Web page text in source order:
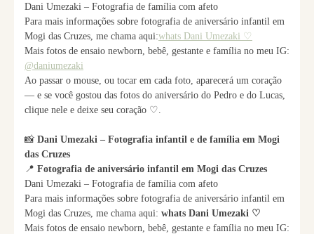
Dani Umezaki – Fotografia de família com afeto
Para mais informações sobre fotografia de aniversário infantil em
Mogi das Cruzes, me chama aqui:whats Dani Umezaki ♡
Mais fotos de ensaio newborn, bebê, gestante e família no meu IG:
@daniumezaki
Ao passar o mouse, ou tocar em cada foto, aparecerá um coração
— e se você gostou das fotos do aniversário do Pedro e do Lucas,
clique nele e deixe seu coração ♡.
📸 Dani Umezaki – Fotografia infantil e de família em Mogi
das Cruzes
📍 Fotografia de aniversário infantil em Mogi das Cruzes
Dani Umezaki – Fotografia de família com afeto
Para mais informações sobre fotografia de aniversário infantil em
Mogi das Cruzes, me chama aqui: whats Dani Umezaki ♡
Mais fotos de ensaio newborn, bebê, gestante e família no meu IG: